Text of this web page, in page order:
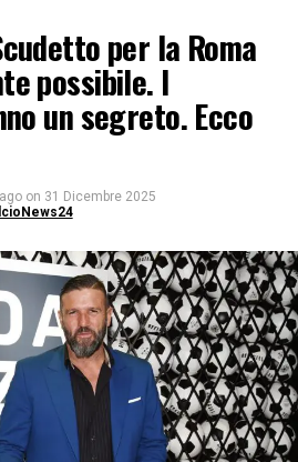
per la Roma
possibile. I
un segreto. Ecco
on 31 Dicembre 2025